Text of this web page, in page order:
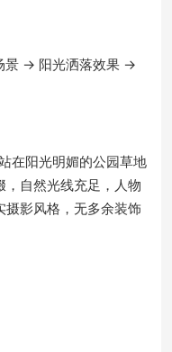
景 → 阳光洒落效果 →
在阳光明媚的公园草地
自然光线充足，人物
影风格，无多余装饰